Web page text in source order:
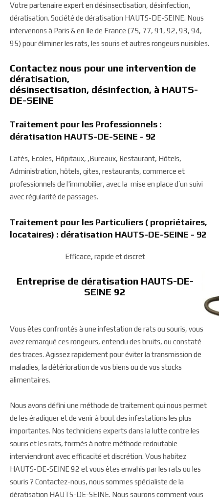
Votre partenaire expert en désinsectisation, désinfection,
dératisation. Société de dératisation HAUTS-DE-SEINE. Nous
intervenons à Paris & en Ile de France (75, 77, 91, 92, 93, 94,
95) pour éliminer les rats, les souris et autres rongeurs nuisibles.
Contactez nous pour une intervention de
dératisation,
désinsectisation, désinfection, à HAUTS-
DE-SEINE
Traitement pour les Professionnels :
dératisation HAUTS-DE-SEINE - 92
Cafés, Ecoles, Hôpitaux, ,Bureaux, Restaurant, Hôtels,
Administration, hôtels, gites, restaurants, commerce et
professionnels de l'immobilier, avec la mise en place d’un suivi
avec régularité de passages.
Traitement pour les Particuliers ( propriétaires,
locataires) : dératisation HAUTS-DE-SEINE - 92
Efficace, rapide et discret
Entreprise de dératisation HAUTS-DE-
SEINE 92
Vous êtes confrontés à une infestation de rats ou souris, vous
avez remarqué ces rongeurs, entendu des bruits, ou constaté
des traces. Agissez rapidement pour éviter la transmission de
maladies, la détérioration de vos biens ou de vos stocks
alimentaires.
Nous avons défini une méthode de traitement qui nous permet
de les éradiquer et de venir à bout des infestations les plus
importantes. Nos techniciens experts dans la lutte contre les
souris et les rats, formés à notre méthode redoutable
interviendront avec efficacité et discrétion. Vous habitez
HAUTS-DE-SEINE 92 et vous êtes envahis par les rats ou les
souris ? Contactez-nous, nous sommes spécialiste de la
dératisation HAUTS-DE-SEINE. Nous saurons comment vous